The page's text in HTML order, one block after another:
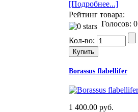
[Подробнее...]
Рейтинг товара:
Голосов: 0
Кол-во:
Borassus flabellifer
1 400.00 руб.